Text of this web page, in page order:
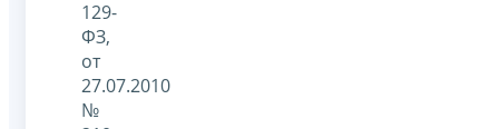
129-
ФЗ,
от
27.07.2010
№